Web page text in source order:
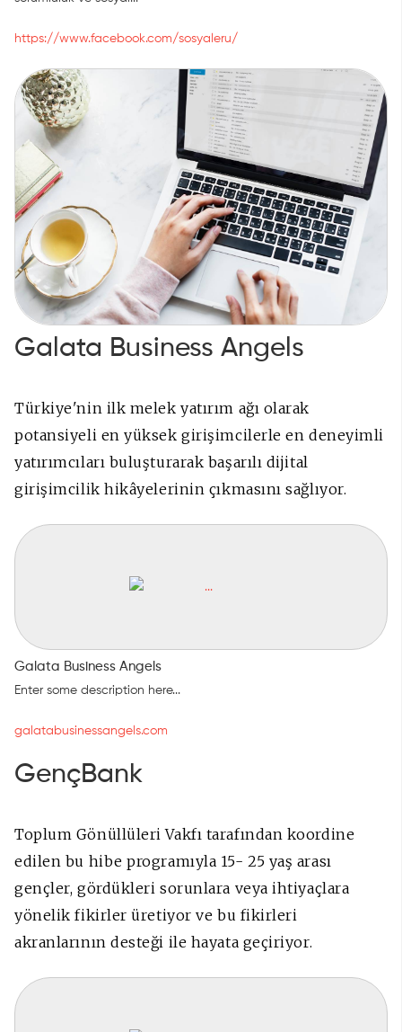
https://www.facebook.com/sosyaleru/
Galata Business Angels
Türkiye'nin ilk melek yatırım ağı olarak
potansiyeli en yüksek girişimcilerle en deneyimli
yatırımcıları buluşturarak başarılı dijital
girişimcilik hikâyelerinin çıkmasını sağlıyor.
Galata Business Angels
Enter some description here...
galatabusinessangels.com
GençBank
Toplum Gönüllüleri Vakfı tarafından koordine
edilen bu hibe programıyla 15- 25 yaş arası
gençler, gördükleri sorunlara veya ihtiyaçlara
yönelik fikirler üretiyor ve bu fikirleri
akranlarının desteği ile hayata geçiriyor.